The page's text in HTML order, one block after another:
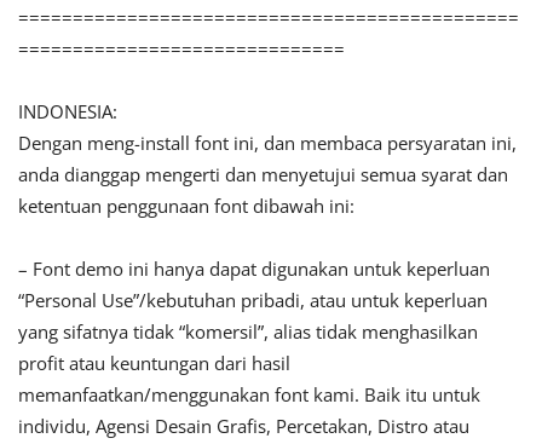
==============================================
==============================
INDONESIA:
Dengan meng-install font ini, dan membaca persyaratan ini,
anda dianggap mengerti dan menyetujui semua syarat dan
ketentuan penggunaan font dibawah ini:
– Font demo ini hanya dapat digunakan untuk keperluan
“Personal Use”/kebutuhan pribadi, atau untuk keperluan
yang sifatnya tidak “komersil”, alias tidak menghasilkan
profit atau keuntungan dari hasil
memanfaatkan/menggunakan font kami. Baik itu untuk
individu, Agensi Desain Grafis, Percetakan, Distro atau